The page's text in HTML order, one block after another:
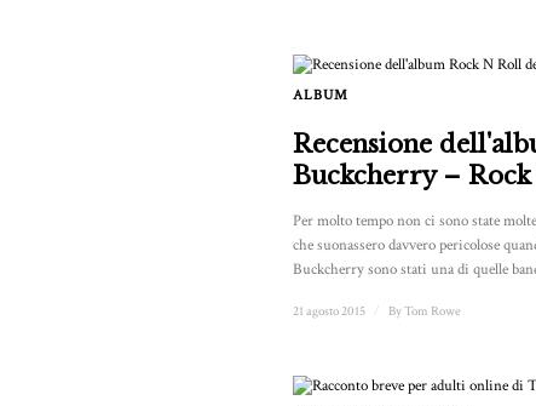
ALBUM
Recensione
Buckcherry –
Per molto tempo non ci sono state
che suonassero davvero pericolose
Buckcherry sono stati una di quelle
21 agosto 2015 ByTom Rowe